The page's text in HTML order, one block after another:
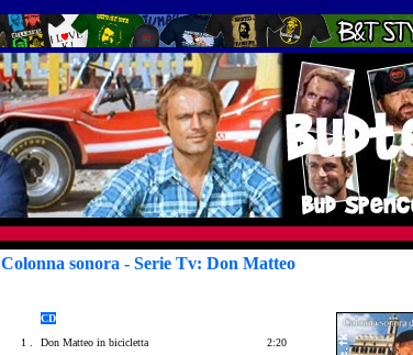
Colonna sonora - Serie Tv: Don Matteo
1 .
CD
Don Matteo in bicicletta
2:20